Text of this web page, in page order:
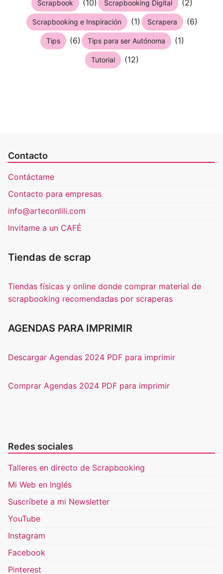
Scrapbook (10) Scrapbooking Digital (2)
Scrapbooking e Inspiración (1) Scrapera (6)
Tips (6) Tips para ser Autónoma (1)
Tutorial (12)
Contacto
Contáctame
Contacto para empresas
info@arteconlili.com
Invitame a un CAFÉ
Tiendas de scrap
Tiendas físicas y online donde comprar material de
scrapbooking recomendadas por scraperas
AGENDAS PARA IMPRIMIR
Descargar Agendas 2024 PDF para imprimir
Comprar Agendas 2024 PDF para imprimir
Redes sociales
Talleres en directo de Scrapbooking
Mi Web en Inglés
Suscríbete a mi Newsletter
YouTube
Instagram
Facebook
Pinterest